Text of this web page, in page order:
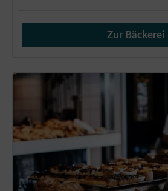
Verkauf von Brötchen,
Zur Bäckerei